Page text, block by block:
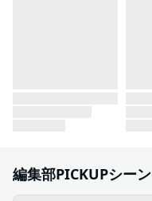
編集部PICKUPシーン